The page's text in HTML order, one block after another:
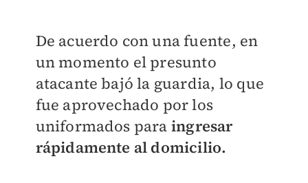
De acuerdo con una fuente, en
un momento el presunto
atacante bajó la guardia, lo que
fue aprovechado por los
uniformados para ingresar
rápidamente al domicilio.